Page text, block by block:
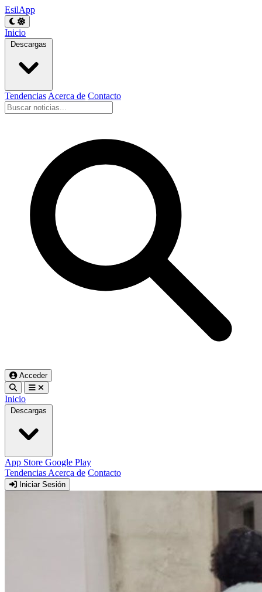
EsilApp
Inicio
Descargas
Tendencias Acerca de Contacto
Acceder
Inicio
Descargas
App Store Google Play
Tendencias Acerca de Contacto
Iniciar Sesión